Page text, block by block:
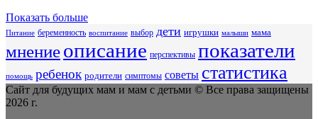
Показать больше
Питание беременность воспитание выбор дети игрушки малыши мама
мнениеописание перспективы показатели
помощь ребенок родители симптомы советы статистика
Сайт для будущих мам и мам с детьми © Все права защищены
2026 г.